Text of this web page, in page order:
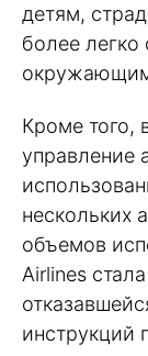
детям,
более легко
Кроме того,
управление
нескольких
объемов
Airlines
инструкций